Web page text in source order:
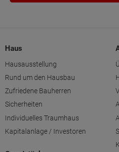
Haus
Hausausstellung
Rund um den Hausbau
Zufriedene Bauherren
Sicherheiten
Individuelles Traumhaus
Kapitalanlage / Investoren